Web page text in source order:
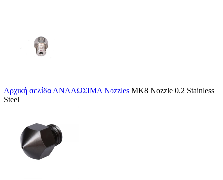
Αρχική σελίδα ΑΝΑΛΩΣΙΜΑ Nozzles MK8 Nozzle 0.2 Stainless
Steel